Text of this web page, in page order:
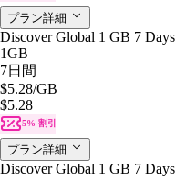
プラン詳細
Discover Global 1 GB 7 Days
1GB
7日間
$5.28/GB
$5.28
5% 割引
プラン詳細
Discover Global 1 GB 7 Days